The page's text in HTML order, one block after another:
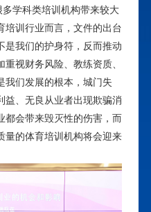
多学科类培训机构带来较大
培训行业而言，文件的出台
是我们的护身符，反而推动
视财务风险、教练资质、
我们发展的根本，城门失
益、无良从业者出现欺骗消
都会带来毁灭性的伤害，而
量的体育培训机构将会迎来